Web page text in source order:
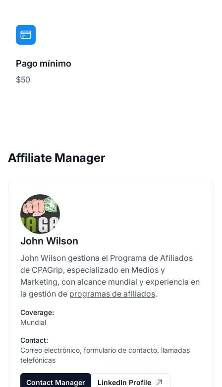
Pago mínimo
$50
Affiliate Manager
John Wilson
John Wilson gestiona el Programa de Afiliados
de CPAGrip, especializado en Medios y
Marketing, con alcance mundial y experiencia en
la gestión de programas de afiliados.
Coverage:
Mundial
Contact:
Correo electrónico, formulario de contacto, llamadas
telefónicas
Contact Manager LinkedIn Profile